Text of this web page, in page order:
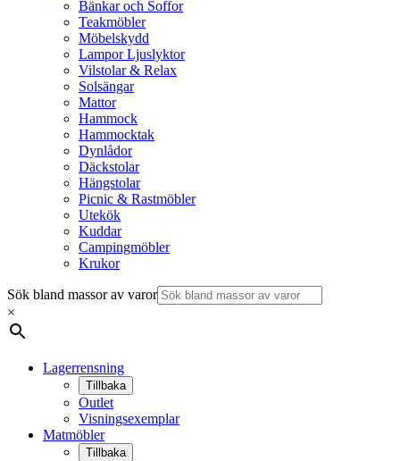
Bänkar och Soffor
Teakmöbler
Möbelskydd
Lampor Ljuslyktor
Vilstolar & Relax
Solsängar
Mattor
Hammock
Hammocktak
Dynlådor
Däckstolar
Hängstolar
Picnic & Rastmöbler
Utekök
Kuddar
Campingmöbler
Krukor
Sök bland massor av varor
×
Lagerrensning
Tillbaka
Outlet
Visningsexemplar
Matmöbler
Tillbaka